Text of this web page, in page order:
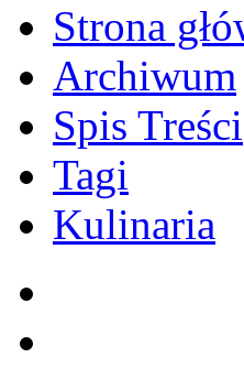
Strona
Archiwum
Spis Treści
Tagi
Kulinaria